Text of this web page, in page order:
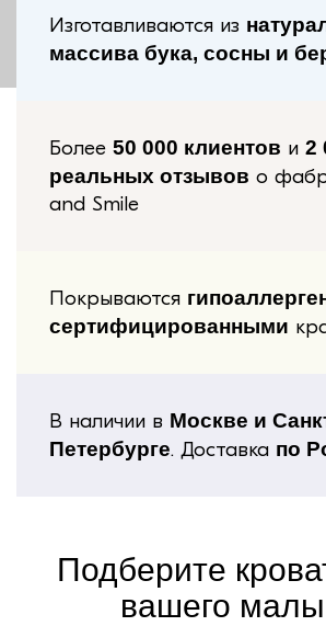
Изготавливаются из
массива бука, сосны и
Более 50 000 клиентов и 2
реальных отзывов о
and Smile
Покрываются
сертифицированными
В наличии в Москве и
Петербурге. Доставка по
Подберите
вашего